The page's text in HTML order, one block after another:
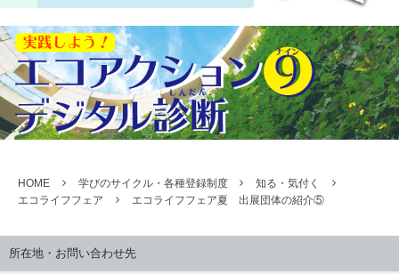
HOME 学びのサイクル・各種登録制度
知る・気付く
エコライフフェア
エコライフフェア夏 出展団体の紹介⑤
所在地・お問い合わせ先